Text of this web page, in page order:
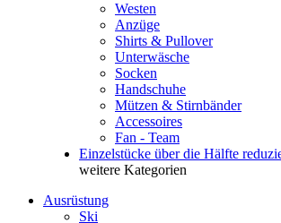
Westen
Anzüge
Shirts & Pullover
Unterwäsche
Socken
Handschuhe
Mützen & Stirnbänder
Accessoires
Fan - Team
Einzelstücke über die Hälfte
weitere Kategorien
Ausrüstung
Ski